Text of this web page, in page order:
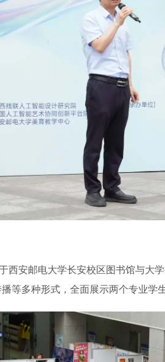
西安邮电大学长安校区图书馆与大
等多种形式，全面展示两个专业学